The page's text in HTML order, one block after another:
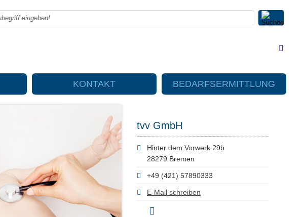
KONTAKT BEDARFSERMITTLUNG
tvv GmbH
Hinter dem Vorwerk 29b
28279 Bremen
+49 (421) 57890333
E-Mail schreiben